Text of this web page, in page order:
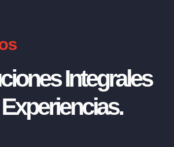
Integrales